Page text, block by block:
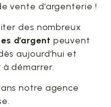
vente d’argenterie !
des nombreux
d’argent peuvent
aujourd’hui et
démarrer.
notre agence